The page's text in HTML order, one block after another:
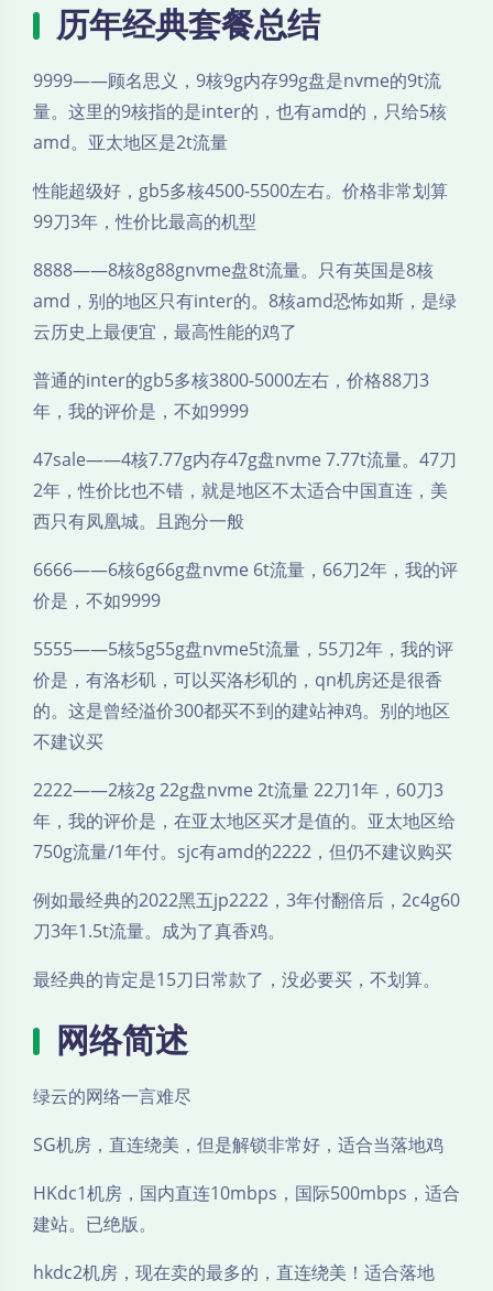
历年经典套餐总结
9999——顾名思义，9核9g内存99g盘是nvme的9t流
量。这里的9核指的是inter的，也有amd的，只给5核
amd。亚太地区是2t流量
性能超级好，gb5多核4500-5500左右。价格非常划算
99刀3年，性价比最高的机型
8888——8核8g88gnvme盘8t流量。只有英国是8核
amd，别的地区只有inter的。8核amd恐怖如斯，是绿
云历史上最便宜，最高性能的鸡了
普通的inter的gb5多核3800-5000左右，价格88刀3
年，我的评价是，不如9999
47sale——4核7.77g内存47g盘nvme 7.77t流量。47刀
2年，性价比也不错，就是地区不太适合中国直连，美
西只有凤凰城。且跑分一般
6666——6核6g66g盘nvme 6t流量，66刀2年，我的评
价是，不如9999
5555——5核5g55g盘nvme5t流量，55刀2年，我的评
价是，有洛杉矶，可以买洛杉矶的，qn机房还是很香
的。这是曾经溢价300都买不到的建站神鸡。别的地区
不建议买
2222——2核2g 22g盘nvme 2t流量 22刀1年，60刀3
年，我的评价是，在亚太地区买才是值的。亚太地区给
750g流量/1年付。sjc有amd的2222，但仍不建议购买
例如最经典的2022黑五jp2222，3年付翻倍后，2c4g60
刀3年1.5t流量。成为了真香鸡。
最经典的肯定是15刀日常款了，没必要买，不划算。
网络简述
绿云的网络一言难尽
SG机房，直连绕美，但是解锁非常好，适合当落地鸡
HKdc1机房，国内直连10mbps，国际500mbps，适合
建站。已绝版。
hkdc2机房，现在卖的最多的，直连绕美！适合落地